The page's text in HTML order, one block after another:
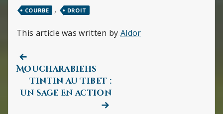
COURBE , DROIT
This article was written byAldor
Navigation
de
l’article
post:
Moucharabiehs
Tintin au Tibet :
un sage en actionNext